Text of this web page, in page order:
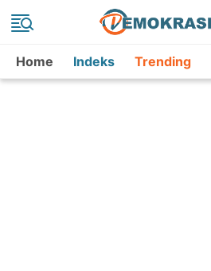
Home Indeks Trending